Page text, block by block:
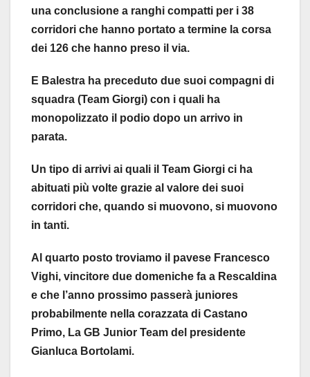
una conclusione a ranghi compatti per i 38
corridori che hanno portato a termine la corsa
dei 126 che hanno preso il via.
E Balestra ha preceduto due suoi compagni di
squadra (Team Giorgi) con i quali ha
monopolizzato il podio dopo un arrivo in
parata.
Un tipo di arrivi ai quali il Team Giorgi ci ha
abituati più volte grazie al valore dei suoi
corridori che, quando si muovono, si muovono
in tanti.
Al quarto posto troviamo il pavese Francesco
Vighi, vincitore due domeniche fa a Rescaldina
e che l’anno prossimo passerà juniores
probabilmente nella corazzata di Castano
Primo, La GB Junior Team del presidente
Gianluca Bortolami.